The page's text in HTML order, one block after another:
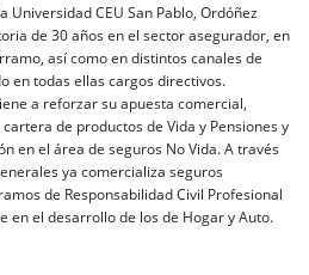
Universidad CEU San Pablo, Ordóñez
de 30 años en el sector asegurador, en
así como en distintos canales de
en todas ellas cargos directivos.
a reforzar su apuesta comercial,
de productos de Vida y Pensiones y
en el área de seguros No Vida. A través
ya comercializa seguros
de Responsabilidad Civil Profesional
en el desarrollo de los de Hogar y Auto.